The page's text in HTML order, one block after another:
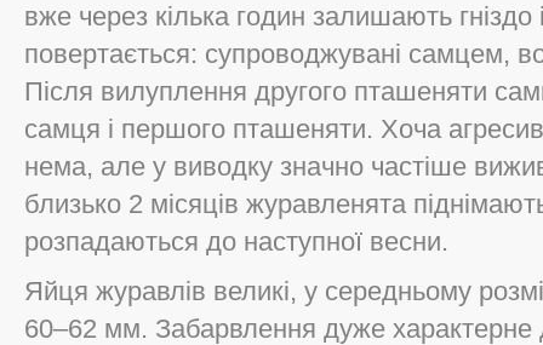
вже через кілька годин залишають гніздо
повертається: супроводжувані самцем,
Після вилуплення другого пташеняти
самця і першого пташеняти. Хоча
нема, але у виводку значно частіше
близько 2 місяців журавленята
розпадаються до наступної весни.
Яйця журавлів великі, у середньому
60–62 мм. Забарвлення дуже характерне